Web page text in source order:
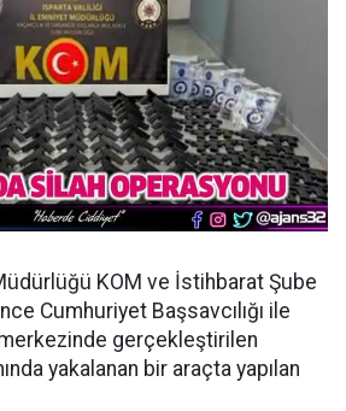
KOM ve İstihbarat Şube
Cumhuriyet Başsavcılığı ile
gerçekleştirilen
yakalanan bir araçta yapılan